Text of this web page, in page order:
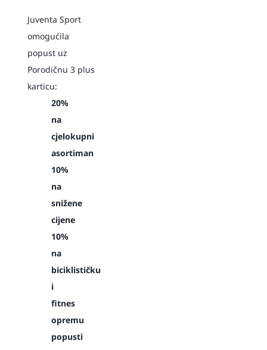
Juventa Sport
omogućila
popust uz
Porodičnu 3 plus
karticu:
20%
na
cjelokupni
asortiman
10%
na
snižene
cijene
10%
na
biciklističku
i
fitnes
opremu
popusti